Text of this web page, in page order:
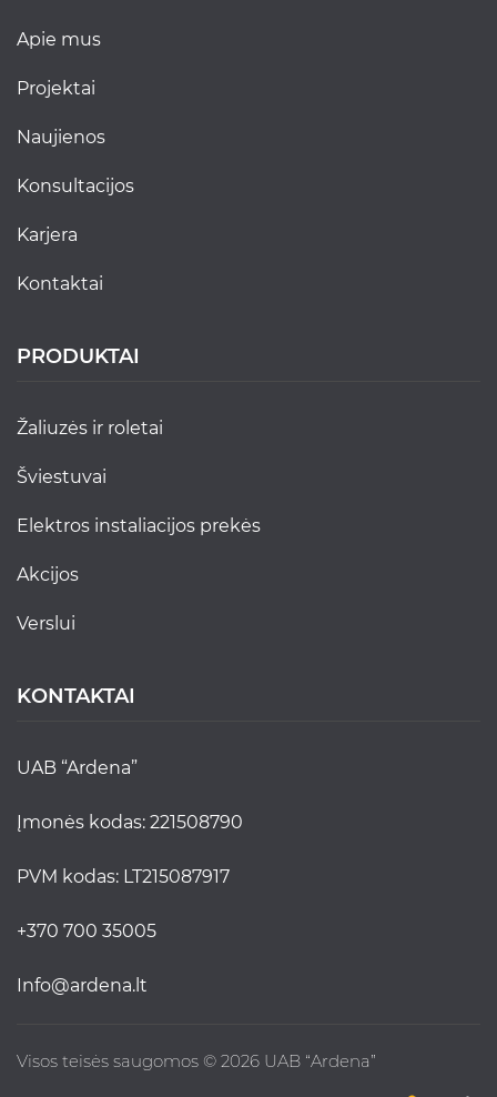
apie mus
projektai
naujienos
konsultacijos
karjera
kontaktai
PRODUKTAI
žaliuzės ir roletai
šviestuvai
elektros instaliacijos prekės
akcijos
verslui
KONTAKTAI
UAB “Ardena”
Įmonės kodas: 221508790
PVM kodas: LT215087917
+370 700 35005
info@ardena.lt
Visos teisės saugomos © 2026 UAB “Ardena”